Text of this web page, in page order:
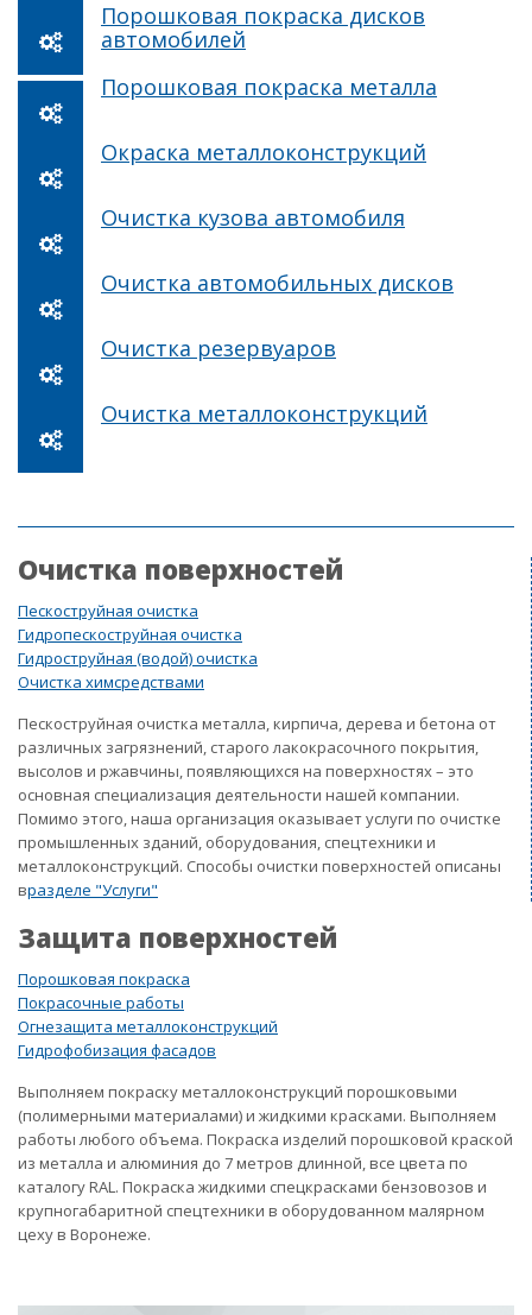
Порошковая покраска дисков
автомобилей
Порошковая покраска металла
Окраска металлоконструкций
Очистка кузова автомобиля
Очистка автомобильных дисков
Очистка резервуаров
Очистка металлоконструкций
Очистка поверхностей
Пескоструйная очистка
Гидропескоструйная очистка
Гидроструйная (водой) очистка
Очистка химсредствами
Пескоструйная очистка металла, кирпича, дерева и бетона от
различных загрязнений, старого лакокрасочного покрытия,
высолов и ржавчины, появляющихся на поверхностях – это
основная специализация деятельности нашей компании.
Помимо этого, наша организация оказывает услуги по очистке
промышленных зданий, оборудования, спецтехники и
металлоконструкций. Способы очистки поверхностей описаны
вразделе "Услуги"
Защита поверхностей
Порошковая покраска
Покрасочные работы
Огнезащита металлоконструкций
Гидрофобизация фасадов
Выполняем покраску металлоконструкций порошковыми
(полимерными материалами) и жидкими красками. Выполняем
работы любого объема. Покраска изделий порошковой краской
из металла и алюминия до 7 метров длинной, все цвета по
каталогу RAL. Покраска жидкими спецкрасками бензовозов и
крупногабаритной спецтехники в оборудованном малярном
цеху в Воронеже.